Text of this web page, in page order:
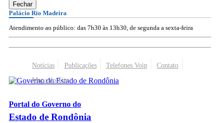
Fechar
Palácio Rio Madeira
Atendimento ao público: das 7h30 às 13h30, de segunda a sexta-feira
Notícias Publicações Telefones Voip
Contato
Mapa do Site
Portal do Governo do
Estado de Rondônia